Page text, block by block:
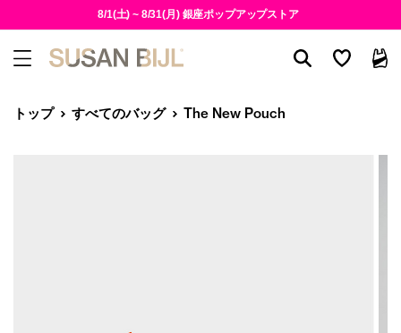
8/1(土) ~ 8/31(月) 銀座ポップアップストア
トップ すべてのバッグ The New Pouch